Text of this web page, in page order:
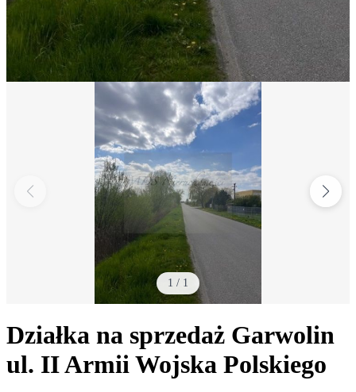
1 / 1
Działka na sprzedaż Garwolin
ul. II Armii Wojska Polskiego